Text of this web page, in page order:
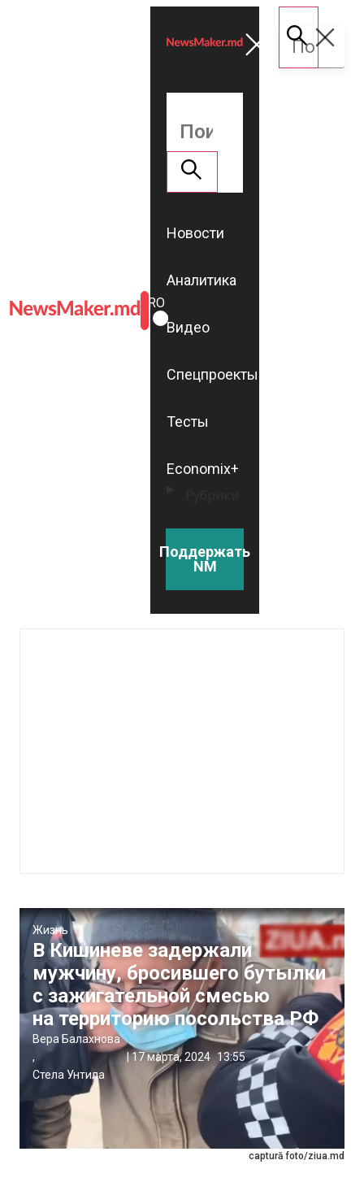
ROMÂNĂ
RU
Новости
Аналитика
Видео
Спецпроекты
Тесты
Economix+
Поддержать
NM
captură foto/ziua.md
Жизнь
В Кишиневе задержали
мужчину, бросившего бутылки
с зажигательной смесью
на территорию посольства РФ
Вера Балахнова
,
Стела Унтила
|17 марта, 2024 13:55